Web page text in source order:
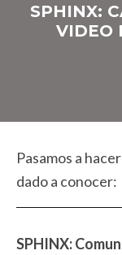
SPHINX:
VIDEO
Pasamos a
dado a conocer:
SPHINX: